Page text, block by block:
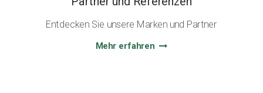
Entdecken Sie unsere Marken und Partner
Mehr erfahren